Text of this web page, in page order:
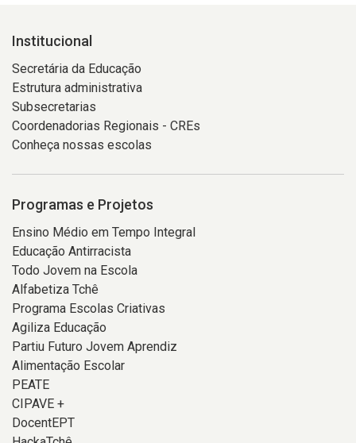
Institucional
Secretária da Educação
Estrutura administrativa
Subsecretarias
Coordenadorias Regionais - CREs
Conheça nossas escolas
Programas e Projetos
Ensino Médio em Tempo Integral
Educação Antirracista
Todo Jovem na Escola
Alfabetiza Tchê
Programa Escolas Criativas
Agiliza Educação
Partiu Futuro Jovem Aprendiz
Alimentação Escolar
PEATE
CIPAVE +
DocentEPT